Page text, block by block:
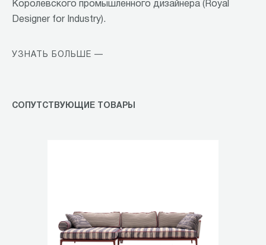
Королевского промышленного дизайнера (Royal
Designer for Industry).
УЗНАТЬ БОЛЬШЕ —
СОПУТСТВУЮЩИЕ ТОВАРЫ